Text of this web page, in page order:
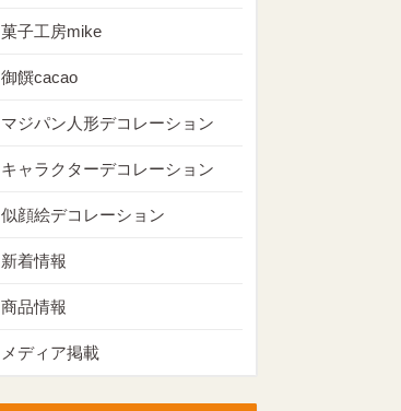
菓子工房mike
御饌cacao
マジパン人形デコレーション
キャラクターデコレーション
似顔絵デコレーション
新着情報
商品情報
メディア掲載